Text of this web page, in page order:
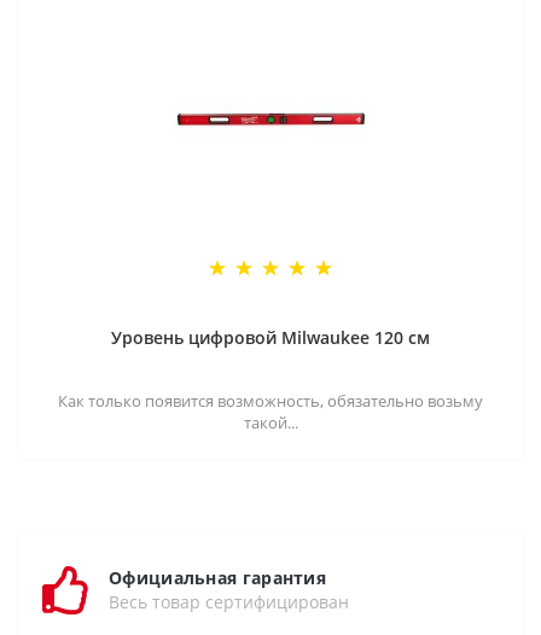
Уровень цифровой Milwaukee 120 см
Как только появится возможность, обязательно возьму
такой...
Официальная гарантия
Весь товар сертифицирован